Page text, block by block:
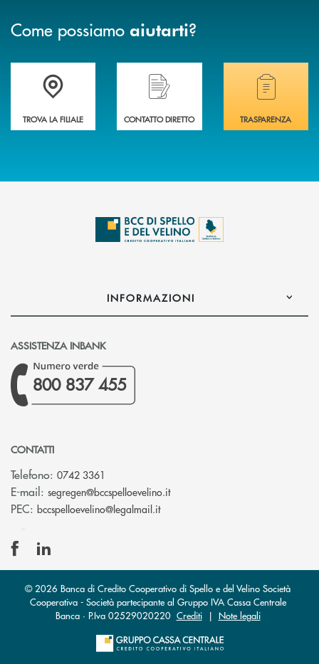
Come possiamo aiutarti?
Accedi all' elenco completo delle filiali della BCC di Spello e del Velino
TROVA LA FILIALE
Hai bisogno di assistenza immediata?
CONTATTO DIRETTO
Hai bisogno di
TRASPARENZA
INFORMAZIONI
ASSISTENZA INBANK
800 837 455
CONTATTI
Telefono: 0742 3361
E-mail: segregen@bccspelloevelino.it(si apre l’app di posta
PEC: bccspelloevelino@legalmail.it(si apre l’app di posta
© 2026 Banca di Credito Cooperativo di Spello e del Velino Società
Cooperativa - Società partecipante al Gruppo IVA Cassa Centrale
Banca · P.Iva 02529020220 Crediti| Note legali